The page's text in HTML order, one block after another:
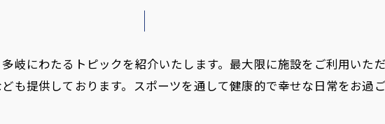
岐にわたるトピックを紹介いたします。最大限に施設をご利用いた
も提供しております。スポーツを通して健康的で幸せな日常をお過